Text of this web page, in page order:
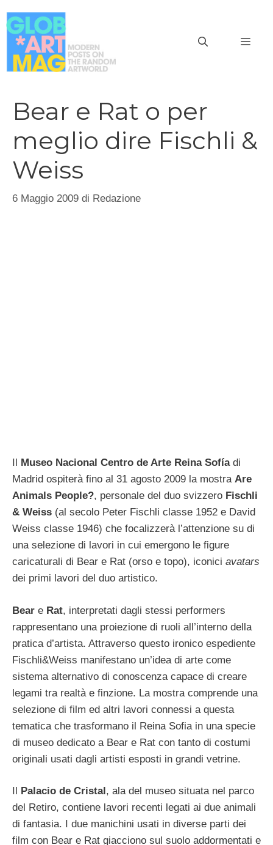
al
contenuto
Bear e Rat o per
meglio dire Fischli &
Weiss
6 Maggio 2009 di Redazione
Il Museo Nacional Centro de Arte Reina Sofíadi
Madrid ospiterà fino al 31 agosto 2009 la mostra Are
Animals People?, personale del duo svizzero Fischli
& Weiss (al secolo Peter Fischli classe 1952 e David
Weiss classe 1946) che focalizzerà l’attenzione su di
una selezione di lavori in cui emergono le figure
caricaturali di Bear e Rat (orso e topo), iconici avatars
dei primi lavori del duo artistico.
Bear e Rat, interpretati dagli stessi performers
rappresentano una proiezione di ruoli all’interno della
pratica d’artista. Attraverso questo ironico espediente
Fischli&Weiss manifestano un’idea di arte come
sistema alternativo di conoscenza capace di creare
legami tra realtà e finzione. La mostra comprende una
selezione di film ed altri lavori connessi a questa
tematica che trasformano il Reina Sofia in una specie
di museo dedicato a Bear e Rat con tanto di costumi
originali usati dagli artisti esposti in grandi vetrine.
Il Palacio de Cristal, ala del museo situata nel parco
del Retiro, contiene lavori recenti legati ai due animali
di fantasia. I due manichini usati in diverse parti dei
film con Bear e Rat giacciono sul suolo addormentati e